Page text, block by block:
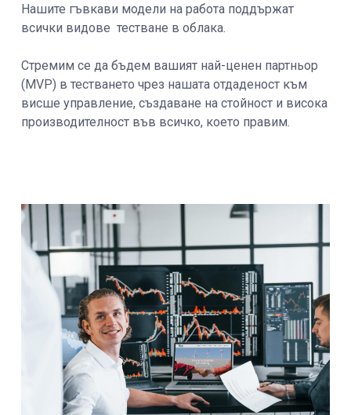
Нашите гъвкави модели на работа поддържат
всички видове тестване в облака.
Стремим се да бъдем вашият най-ценен партньор
(MVP) в тестването чрез нашата отдаденост към
висше управление, създаване на стойност и висока
производителност във всичко, което правим.